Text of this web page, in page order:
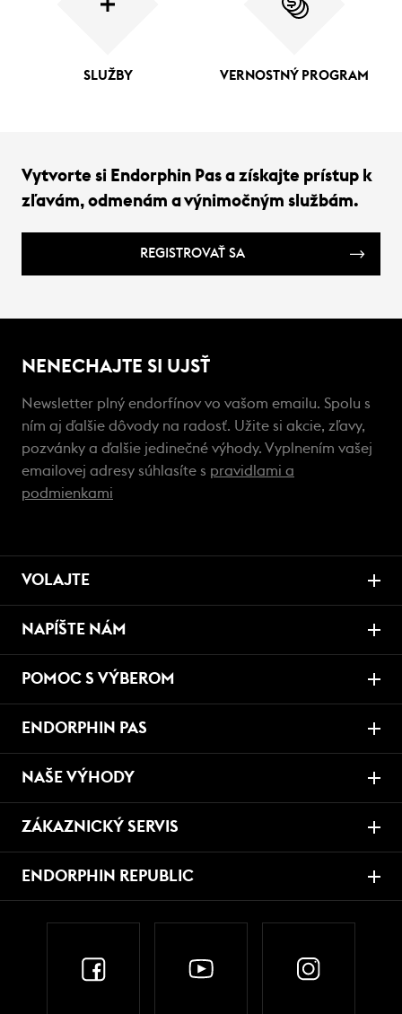
SLUŽBY VERNOSTNÝ PROGRAM
Vytvorte si Endorphin Pas a získajte prístup k
zľavám, odmenám a výnimočným službám.
REGISTROVAŤ SA
NENECHAJTE SI UJSŤ
Newsletter plný endorfínov vo vašom emailu. Spolu s
ním aj ďalšie dôvody na radosť. Užite si akcie, zľavy,
pozvánky a ďalšie jedinečné výhody. Vyplnením vašej
emailovej adresy súhlasíte s pravidlami a
podmienkami
VOLAJTE
NAPÍŠTE NÁM
POMOC S VÝBEROM
ENDORPHIN PAS
NAŠE VÝHODY
ZÁKAZNICKÝ SERVIS
ENDORPHIN REPUBLIC